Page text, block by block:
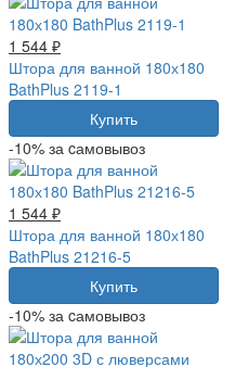
1 544 ₽
Штора для ванной 180х180
BathPlus 2119-1
Купить
-10% за cамовывоз
1 544 ₽
Штора для ванной 180х180
BathPlus 21216-5
Купить
-10% за cамовывоз